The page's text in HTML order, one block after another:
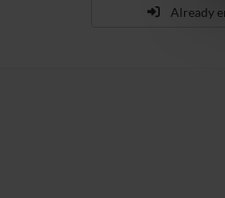
Already